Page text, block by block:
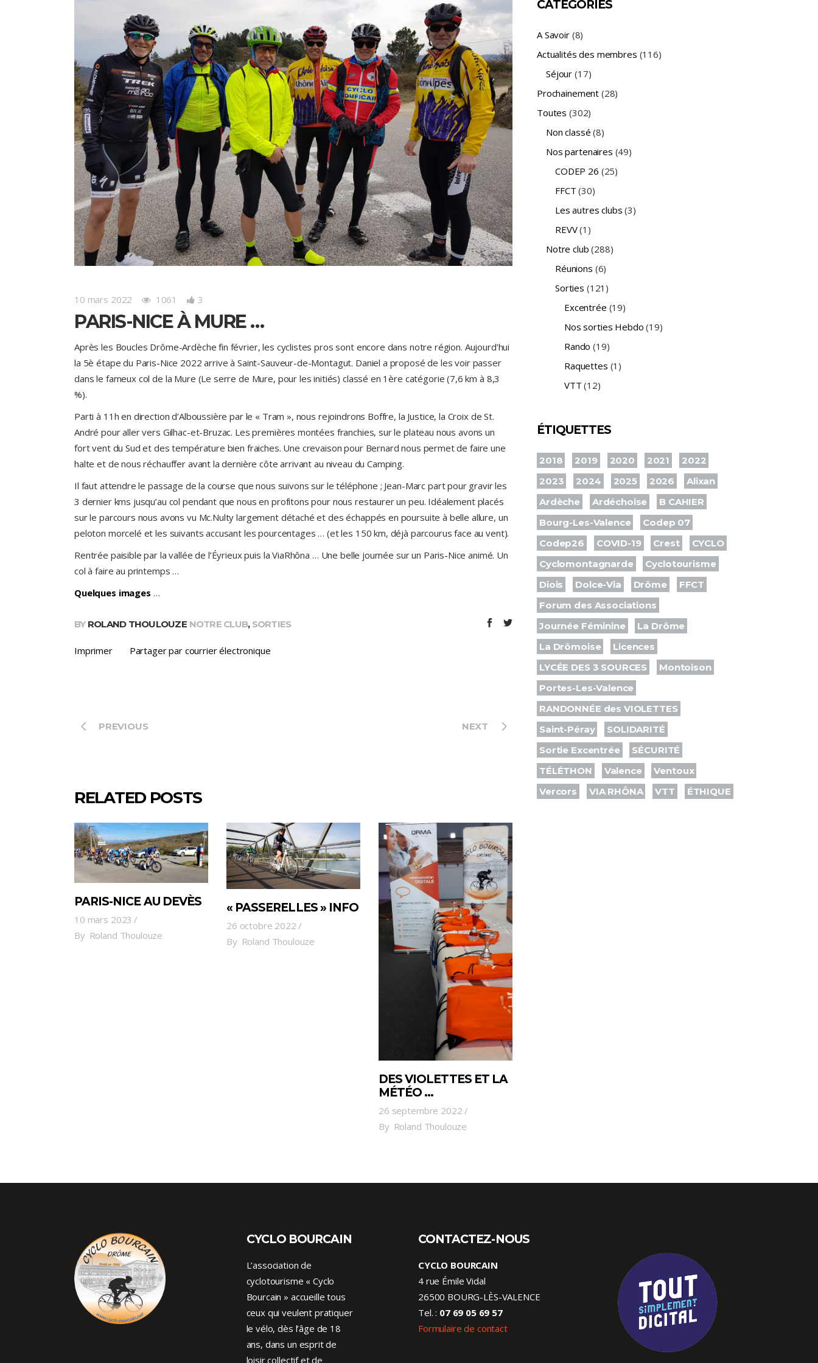
10 mars 2022 1061 3
PARIS-NICE À MURE …
Après les Boucles Drôme-Ardèche fin février, les cyclistes pros sont encore dans notre région. Aujourd’hui
la 5è étape du Paris-Nice 2022 arrive à Saint-Sauveur-de-Montagut. Daniel a proposé de les voir passer
dans le fameux col de la Mure (Le serre de Mure, pour les initiés) classé en 1ère catégorie (7,6 km à 8,3
%).
Parti à 11h en direction d’Alboussière par le « Tram », nous rejoindrons Boffre, la Justice, la Croix de St.
André pour aller vers Gilhac-et-Bruzac. Les premières montées franchies, sur le plateau nous avons un
fort vent du Sud et des température bien fraiches. Une crevaison pour Bernard nous permet de faire une
halte et de nous réchauffer avant la dernière côte arrivant au niveau du Camping.
Il faut attendre le passage de la course que nous suivons sur le téléphone ; Jean-Marc part pour gravir les
3 dernier kms jusqu’au col pendant que nous en profitons pour nous restaurer un peu. Idéalement placés
sur le parcours nous avons vu Mc.Nulty largement détaché et des échappés en poursuite à belle allure, un
peloton morcelé et les suivants accusant les pourcentages … (et les 150 km, déjà parcourus face au vent).
Rentrée paisible par la vallée de l’Éyrieux puis la ViaRhôna … Une belle journée sur un Paris-Nice animé. Un
col à faire au printemps …
Quelques images …
BY ROLAND THOULOUZE NOTRE CLUB, SORTIES
Imprimer Partager par courrier électronique
PREVIOUS NEXT
RELATED POSTS
PARIS-NICE AU DEVÈS
10 mars 2023
By Roland Thoulouze
« PASSERELLES » INFO
26 octobre 2022
By Roland Thoulouze
DES VIOLETTES ET LA
MÉTÉO …
26 septembre 2022
By Roland Thoulouze
CATÉGORIES
A Savoir(8)
Actualités des membres (116)
Séjour (17)
Prochainement (28)
Toutes (302)
Non classé (8)
Nos partenaires (49)
CODEP 26 (25)
FFCT (30)
Les autres clubs (3)
REVV(1)
Notre club (288)
Réunions (6)
Sorties (121)
Excentrée (19)
Nos sorties Hebdo (19)
Rando (19)
Raquettes (1)
VTT (12)
ÉTIQUETTES
2018 2019 2020 2021
2022
2023
2024 2025 2026
Alixan
Ardèche
Ardéchoise
B CAHIER
Bourg-Les-Valence
Codep 07
Codep26
COVID-19 Crest
CYCLO
Cyclomontagnarde
Cyclotourisme
Diois
Dolce-Via Drôme
FFCT
Forum des Associations
Journée Féminine
La Drôme
La Drômoise
Licences
LYCÉE DES 3 SOURCES
Montoison
Portes-Les-Valence
RANDONNÉE des VIOLETTES
Saint-Péray
SOLIDARITÉ
Sortie Excentrée
SÉCURITÉ
TÉLÉTHON
Valence
Ventoux
Vercors
VIA RHÔNA VTT ÉTHIQUE
CYCLO BOURCAIN
L’association de
cyclotourisme « Cyclo
Bourcain » accueille tous
ceux qui veulent pratiquer
le vélo, dès l’âge de 18
ans, dans un esprit de
loisir collectif et de
CONTACTEZ-NOUS
CYCLO BOURCAIN
4 rue Émile Vidal
26500 BOURG-LÈS-VALENCE
Tel. : 07 69 05 69 57
Formulaire de contact